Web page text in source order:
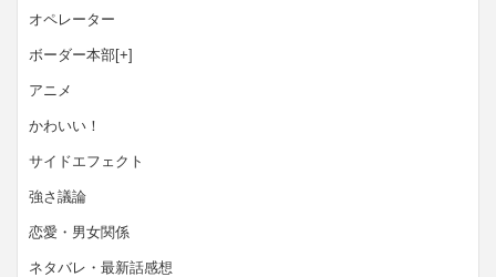
オペレーター
ボーダー本部[+]
アニメ
かわいい！
サイドエフェクト
強さ議論
恋愛・男女関係
ネタバレ・最新話感想